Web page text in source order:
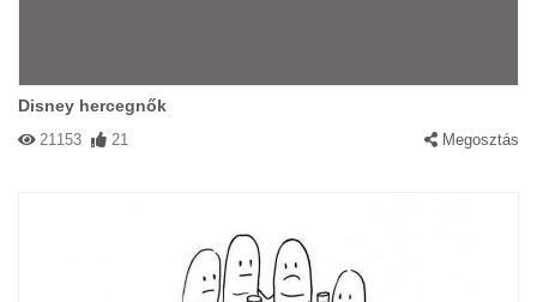
Disney hercegnők
21153 21 Megosztás